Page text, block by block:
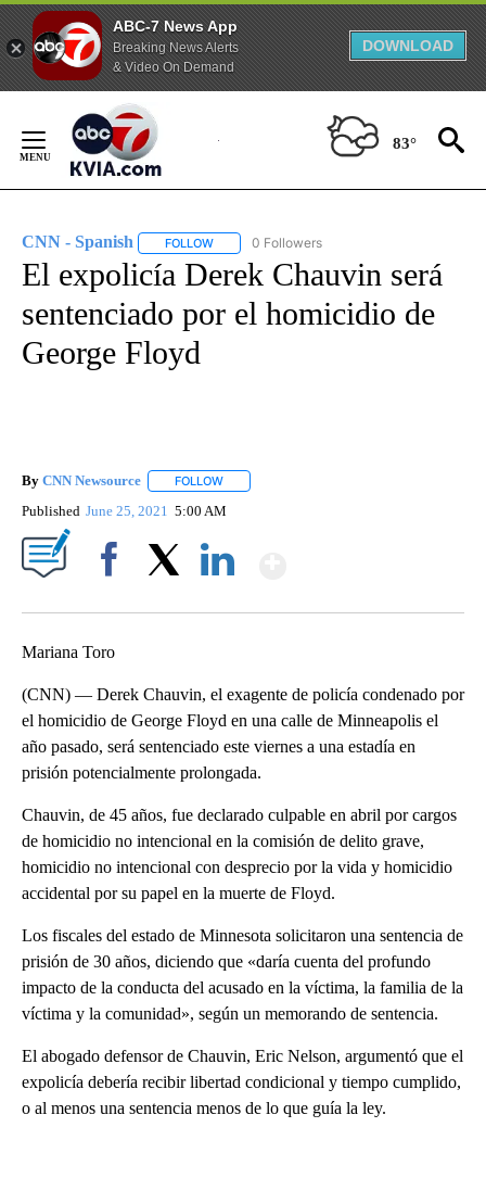
ABC-7 News App
Breaking News Alerts
& Video On Demand
DOWNLOAD
Content
83°
CNN - Spanish FOLLOW FOLLOW "CNN - SPANISH" TO RECEIVE
0 Followers
El expolicía Derek Chauvin será
sentenciado por el homicidio de
George Floyd
By CNN Newsource FOLLOW
Published June 25, 2021 5:00 AM
Mariana Toro
(CNN) — Derek Chauvin, el exagente de policía condenado por
el homicidio de George Floyd en una calle de Minneapolis el
año pasado, será sentenciado este viernes a una estadía en
prisión potencialmente prolongada.
Chauvin, de 45 años, fue declarado culpable en abril por cargos
de homicidio no intencional en la comisión de delito grave,
homicidio no intencional con desprecio por la vida y homicidio
accidental por su papel en la muerte de Floyd.
Los fiscales del estado de Minnesota solicitaron una sentencia de
prisión de 30 años, diciendo que «daría cuenta del profundo
impacto de la conducta del acusado en la víctima, la familia de la
víctima y la comunidad», según un memorando de sentencia.
El abogado defensor de Chauvin, Eric Nelson, argumentó que el
expolicía debería recibir libertad condicional y tiempo cumplido,
o al menos una sentencia menos de lo que guía la ley.